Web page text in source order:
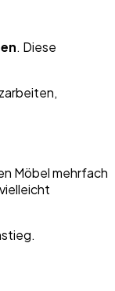
. Diese
Möbel mehrfach